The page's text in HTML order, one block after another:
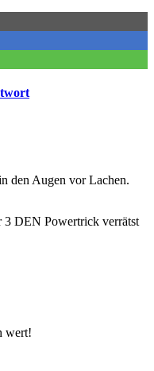
den Augen vor Lachen.
3 DEN Powertrick verrätst
wert!